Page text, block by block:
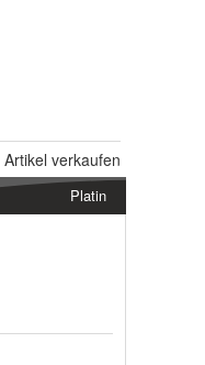
Artikel verkaufen
Platin